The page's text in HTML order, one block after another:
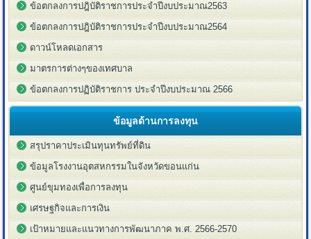
ข้อตกลงการปฎิบัติราชการประจำปีงบประมาณ2563
ข้อตกลงการปฎิบัติราชการประจำปีงบประมาณ2564
ดาวน์โหลดเอกสาร
มาตรการต่างๆของเทศบาล
ข้อตกลงการปฏิบัติราชการ ประจำปีงบประมาณ 2566
ข้อมูลด้านการลงทุน
สรุปราคาประเมินทุนทรัพย์ที่ดิน
ข้อมูลโรงงานอุตสหกรรมในจังหวัดขอนแก่น
ศูนย์ขุมทองเพื่อการลงทุน
เศรษฐกิจและการเงิน
เป้าหมายและแนวทางการพัฒนาภาค พ.ศ. 2566-2570